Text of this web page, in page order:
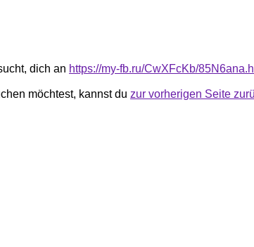
dich an https://my-fb.ru/CwXFcKb/
möchtest, kannst du zur vorherigen Seite